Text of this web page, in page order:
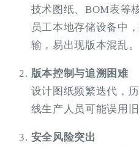
技术图纸、BOM表等
员工本地存储设备中
输，易出现版本混乱。
版本控制与追溯困难
设计图纸频繁迭代，
线生产人员可能误用
安全风险突出